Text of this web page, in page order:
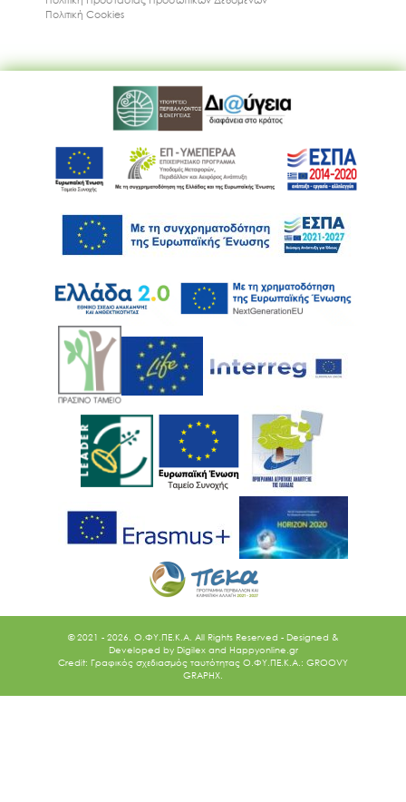
Ακολουθήστε μας
Πολιτική Cookies
© 2021 - 2026. O.ΦΥ.ΠΕ.Κ.Α. All Rights Reserved - Designed &
Developed by Digilex and Happyonline.gr
Credit: Γραφικός σχεδιασμός ταυτότητας Ο.ΦΥ.ΠΕ.Κ.Α.: GROOVY
GRAPHX.